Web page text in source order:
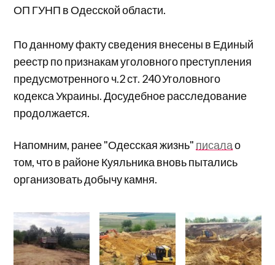
ОП ГУНП в Одесской области.
По данному факту сведения внесены в Единый
реестр по признакам уголовного преступления
предусмотренного ч.2 ст. 240 Уголовного
кодекса Украины. Досудебное расследование
продолжается.
Напомним, ранее "Одесская жизнь" писалао
том, что в районе Куяльника вновь пытались
организовать добычу камня.